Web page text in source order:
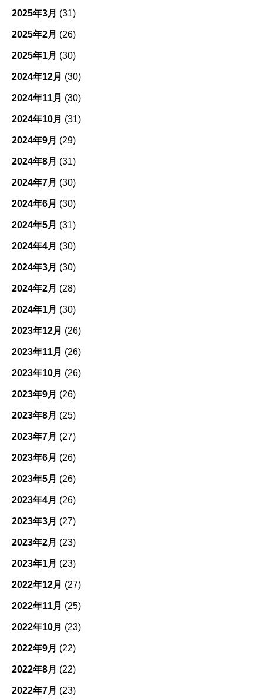
2025年3月 (31)
2025年2月 (26)
2025年1月 (30)
2024年12月 (30)
2024年11月 (30)
2024年10月 (31)
2024年9月 (29)
2024年8月 (31)
2024年7月 (30)
2024年6月 (30)
2024年5月 (31)
2024年4月 (30)
2024年3月 (30)
2024年2月 (28)
2024年1月 (30)
2023年12月 (26)
2023年11月 (26)
2023年10月 (26)
2023年9月 (26)
2023年8月 (25)
2023年7月 (27)
2023年6月 (26)
2023年5月 (26)
2023年4月 (26)
2023年3月 (27)
2023年2月 (23)
2023年1月 (23)
2022年12月 (27)
2022年11月 (25)
2022年10月 (23)
2022年9月 (22)
2022年8月 (22)
2022年7月 (23)